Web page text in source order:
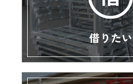
借りたい